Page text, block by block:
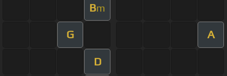
Bm
G A
D